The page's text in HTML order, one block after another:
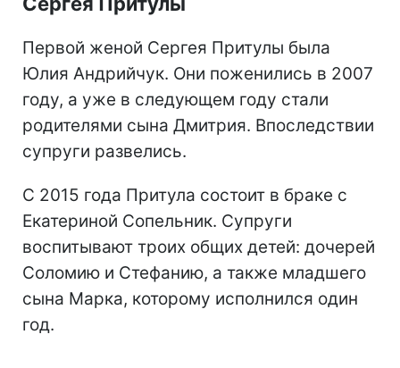
Первой женой Сергея Притулы была
Юлия Андрийчук. Они поженились в 2007
году, а уже в следующем году стали
родителями сына Дмитрия. Впоследствии
супруги развелись.
С 2015 года Притула состоит в браке с
Екатериной Сопельник. Супруги
воспитывают троих общих детей: дочерей
Соломию и Стефанию, а также младшего
сына Марка, которому исполнился один
год.